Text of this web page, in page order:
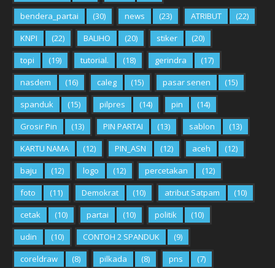
bendera_partai
(30) news (23) ATRIBUT
(22)
KNPI
(22) BALIHO (20) stiker
(20)
topi
(19) tutorial. (18) gerindra
(17)
nasdem
(16) caleg (15) pasar senen
(15)
spanduk
(15) pilpres (14) pin
(14)
Grosir Pin
(13) PIN PARTAI (13) sablon
(13)
KARTU NAMA
(12) PIN_ASN (12) aceh
(12)
baju
(12) logo (12) percetakan
(12)
foto
(11) Demokrat (10) atribut Satpam
(10)
cetak
(10) partai (10) politik
(10)
udin
(10) CONTOH 2 SPANDUK
(9)
coreldraw
(8) pilkada (8) pns
(7)